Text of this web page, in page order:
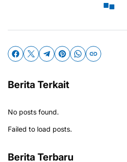
Berita Terkait
No posts found.
Failed to load posts.
Berita Terbaru